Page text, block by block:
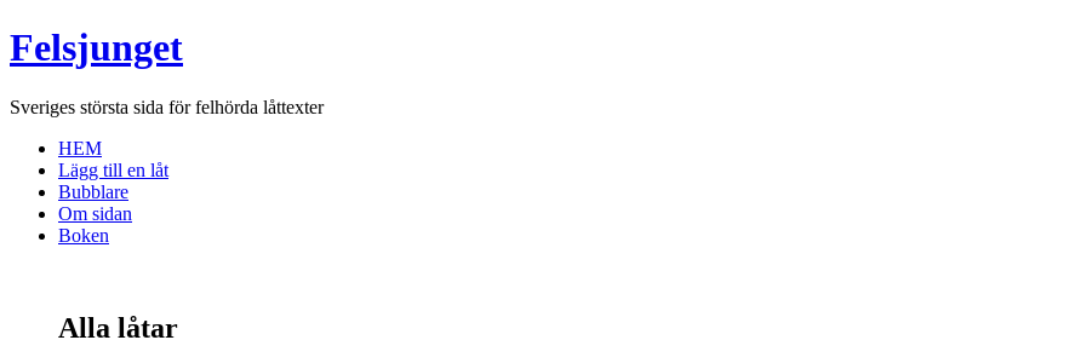
Felsjunget
Sveriges största sida för felhörda låttexter
HEM
Lägg till en låt
Bubblare
Om sidan
Boken
Alla låtar